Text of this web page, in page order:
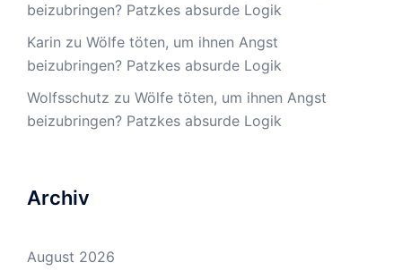
beizubringen? Patzkes absurde Logik
Karin zu Wölfe töten, um ihnen Angst
beizubringen? Patzkes absurde Logik
Wolfsschutz zu Wölfe töten, um ihnen Angst
beizubringen? Patzkes absurde Logik
Archiv
August 2026